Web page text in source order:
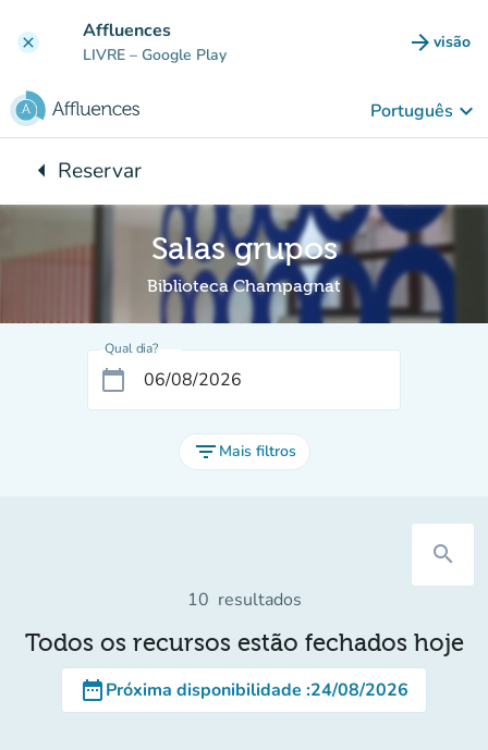
clear Affluences
LIVRE – Google Play arrow_forward visão
(novo
Português keyboard_arrow_down
arrow_leftVoltar para:
Reservar
Salas grupos
Biblioteca Champagnat
Qual dia?
calendar_today
filter_list Mais filtros
search
10 resultados
Todos os recursos estão fechados hoje
date_rangePróxima disponibilidade :24/08/2026